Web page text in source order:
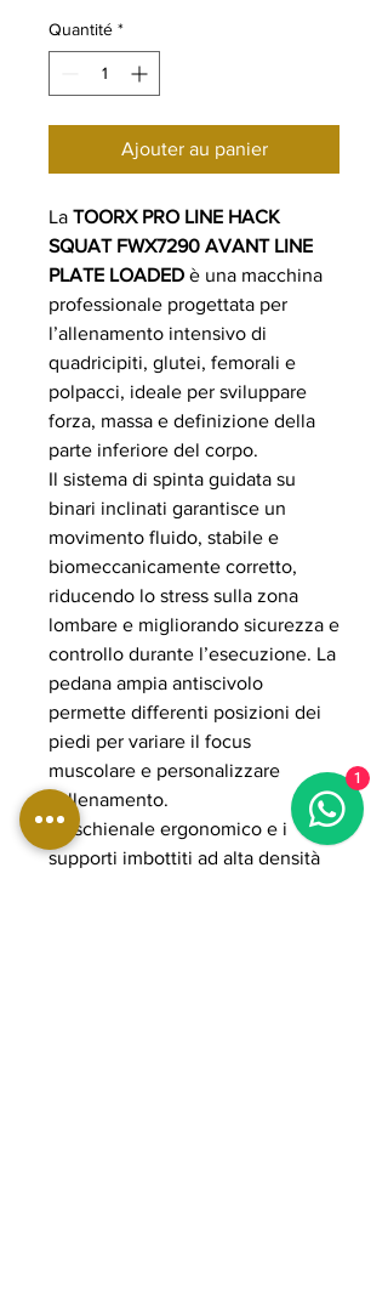
Quantité *
Ajouter au panier
La TOORX PRO LINE HACK
SQUAT FWX7290 AVANT LINE
PLATE LOADED è una macchina
professionale progettata per
l’allenamento intensivo di
quadricipiti, glutei, femorali e
polpacci, ideale per sviluppare
forza, massa e definizione della
parte inferiore del corpo.
Il sistema di spinta guidata su
binari inclinati garantisce un
movimento fluido, stabile e
biomeccanicamente corretto,
riducendo lo stress sulla zona
lombare e migliorando sicurezza e
controllo durante l’esecuzione. La
pedana ampia antiscivolo
permette differenti posizioni dei
piedi per variare il focus
muscolare e personalizzare
l’allenamento.
Lo schienale ergonomico e i
supporti imbottiti ad alta densità
1